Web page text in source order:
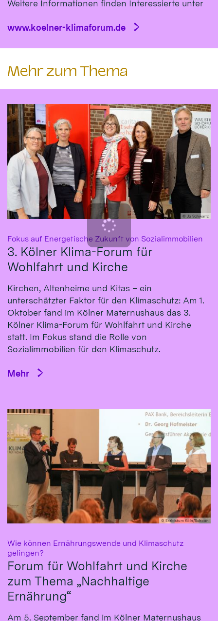
Weitere Informationen finden Interessierte unter
www.koelner-klimaforum.de
Mehr zum Thema
© Jo Schwartz
Fokus auf Energetische Zukunft von Sozialimmobilien
3. Kölner Klima-Forum für
Wohlfahrt und Kirche
Kirchen, Altenheime und Kitas – ein
unterschätzter Faktor für den Klimaschutz: Am 1.
Oktober fand im Kölner Maternushaus das 3.
Kölner Klima-Forum für Wohlfahrt und Kirche
statt. Im Fokus stand die Rolle von
Sozialimmobilien für den Klimaschutz.
Mehr
© Erzbistum Köln/Schoon
Wie können Ernährungswende und Klimaschutz
gelingen?
Forum für Wohlfahrt und Kirche
zum Thema „Nachhaltige
Ernährung“
Am 5. September fand im Kölner Maternushaus